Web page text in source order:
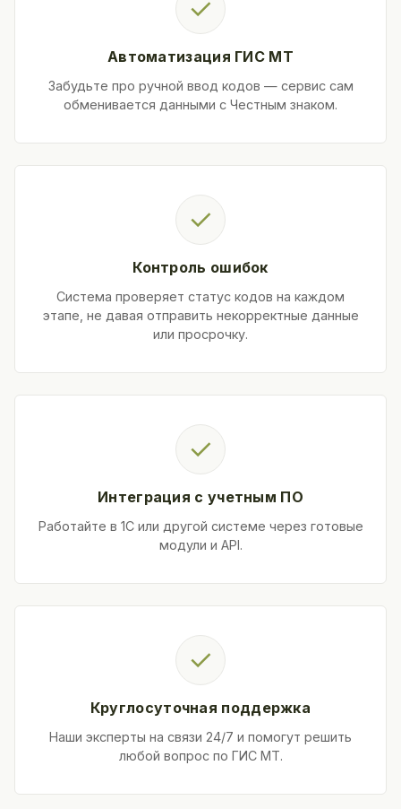
✓
Автоматизация ГИС МТ
Забудьте про ручной ввод кодов — сервис сам
обменивается данными с Честным знаком.
✓
Контроль ошибок
Система проверяет статус кодов на каждом
этапе, не давая отправить некорректные данные
или просрочку.
✓
Интеграция с учетным ПО
Работайте в 1С или другой системе через готовые
модули и API.
✓
Круглосуточная поддержка
Наши эксперты на связи 24/7 и помогут решить
любой вопрос по ГИС МТ.